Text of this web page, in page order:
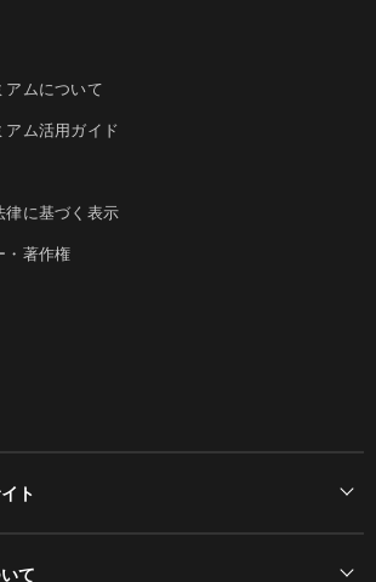
アムについて
ム活用ガイド
に基づく表示
・著作権
ト
て